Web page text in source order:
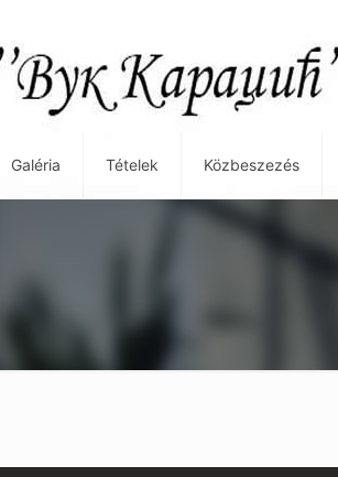
Galéria Tételek Közbeszezés